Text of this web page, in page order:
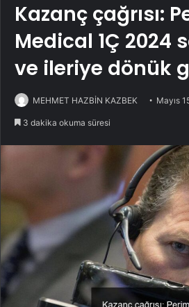
Kazanç çağrısı:
Medical 1Ç 2024
ve ileriye dönük
MEHMET HAZBİN KAZBEK Mayıs
3 dakika okuma süresi